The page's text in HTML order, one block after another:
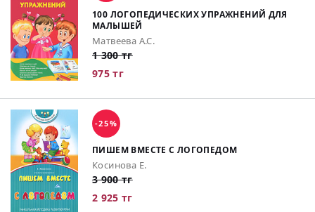
100 ЛОГОПЕДИЧЕСКИХ УПРАЖНЕНИЙ ДЛЯ
МАЛЫШЕЙ
Матвеева А.С.
1 300 тг
975 тг
-25%
ПИШЕМ ВМЕСТЕ С ЛОГОПЕДОМ
Косинова Е.
3 900 тг
2 925 тг